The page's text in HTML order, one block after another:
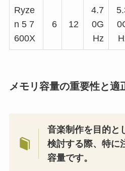
Ryze
n 5 7
600X
6 12
4.7
0G
Hz
メモリ容量の重要性と適
音楽制作を目的と
検討する際、特に
容量です。